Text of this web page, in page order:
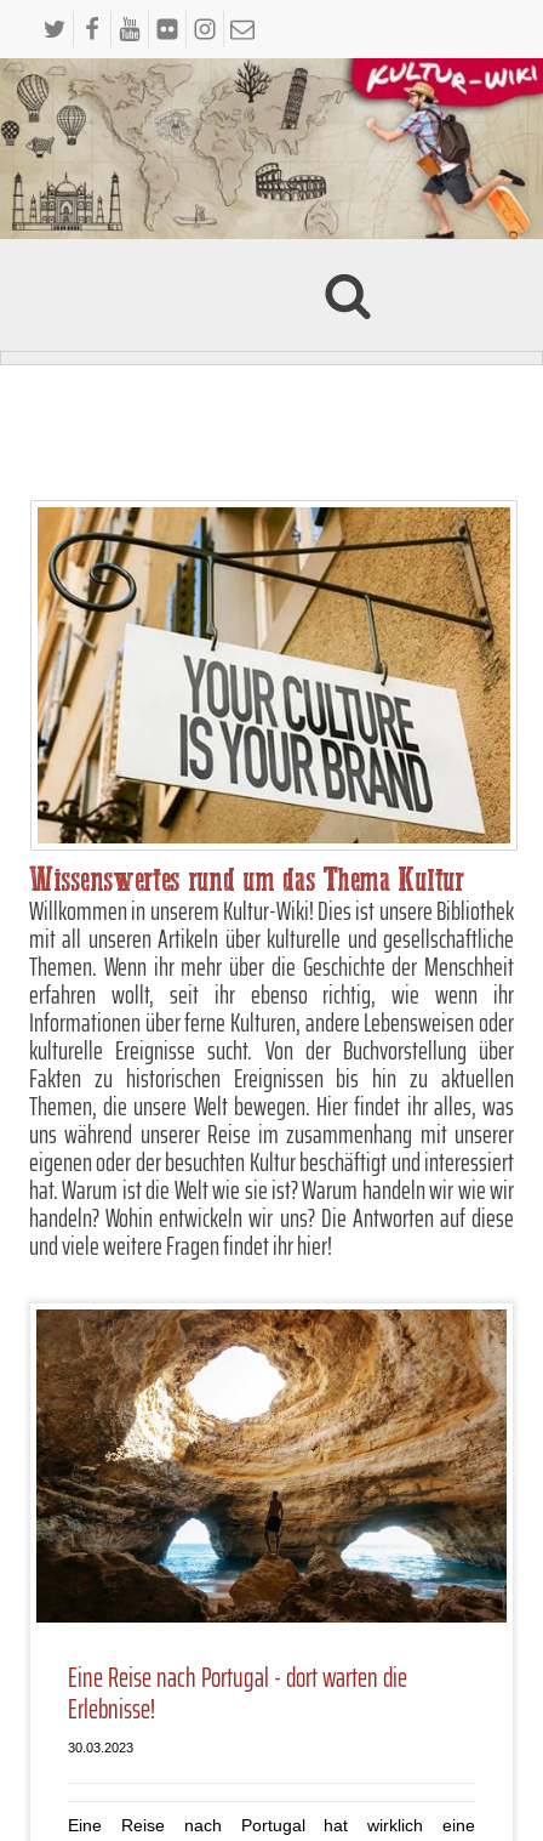
Wissenswertes rund um das Thema Kultur
Willkommen in unserem Kultur-Wiki! Dies ist unsere Bibliothek
mit all unseren Artikeln über kulturelle und gesellschaftliche
Themen. Wenn ihr mehr über die Geschichte der Menschheit
erfahren wollt, seit ihr ebenso richtig, wie wenn ihr
Informationen über ferne Kulturen, andere Lebensweisen oder
kulturelle Ereignisse sucht. Von der Buchvorstellung über
Fakten zu historischen Ereignissen bis hin zu aktuellen
Themen, die unsere Welt bewegen. Hier findet ihr alles, was
uns während unserer Reise im zusammenhang mit unserer
eigenen oder der besuchten Kultur beschäftigt und interessiert
hat. Warum ist die Welt wie sie ist? Warum handeln wir wie wir
handeln? Wohin entwickeln wir uns? Die Antworten auf diese
und viele weitere Fragen findet ihr hier!
Eine Reise nach Portugal - dort warten die
Erlebnisse!
30.03.2023
Eine Reise nach Portugal hat wirklich eine